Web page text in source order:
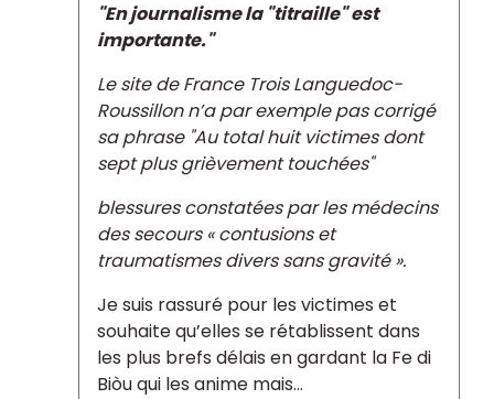
"En journalisme la "titraille" est
importante."
Le site de France Trois Languedoc-
Roussillon n’a par exemple pas corrigé
sa phrase "Au total huit victimes dont
sept plus grièvement touchées"
blessures constatées par les médecins
des secours « contusions et
traumatismes divers sans gravité ».
Je suis rassuré pour les victimes et
souhaite qu’elles se rétablissent dans
les plus brefs délais en gardant la Fe di
Biòu qui les anime mais...